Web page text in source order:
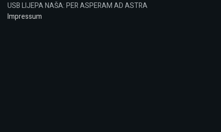
USB LIJEPA NAŠA: PER ASPERAM AD ASTRA
Impressum